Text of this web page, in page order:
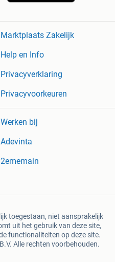
Marktplaats Zakelijk
Help en Info
Privacyverklaring
Privacyvoorkeuren
Werken bij
Adevinta
2ememain
toegestaan, niet aansprakelijk
uit het gebruik van deze site,
functionaliteiten op deze site.
Alle rechten voorbehouden.